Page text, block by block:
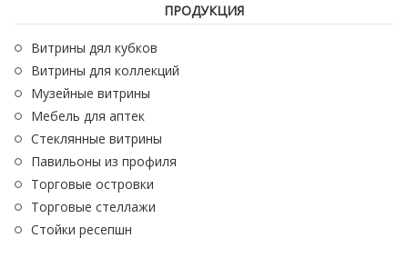
ПРОДУКЦИЯ
Витрины дял кубков
Витрины для коллекций
Музейные витрины
Мебель для аптек
Стеклянные витрины
Павильоны из профиля
Торговые островки
Торговые стеллажи
Стойки ресепшн